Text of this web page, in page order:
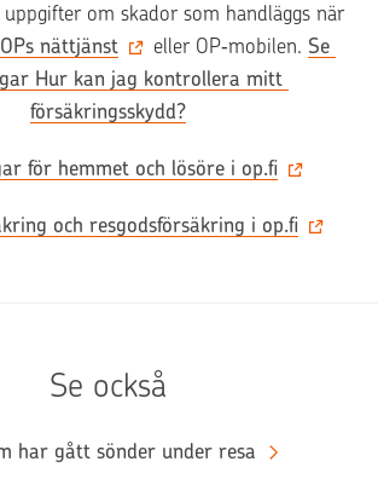
om skador som handläggs när
OPs nättjänst eller OP‑mobilen. Se
Hur kan jag kontrollera mitt
försäkringsskydd?
för hemmet och lösöre i op.fi
och resgodsförsäkring i op.fi
Se också
har gått sönder under resa